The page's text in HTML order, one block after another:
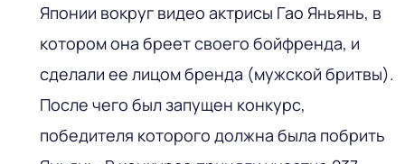
Японии вокруг видео актрисы Гао Яньянь, в
котором она бреет своего бойфренда, и
сделали ее лицом бренда (мужской бритвы).
После чего был запущен конкурс,
победителя которого должна была побрить